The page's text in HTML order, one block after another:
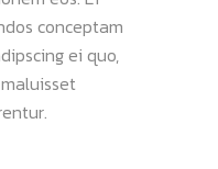
conceptam
ei quo,